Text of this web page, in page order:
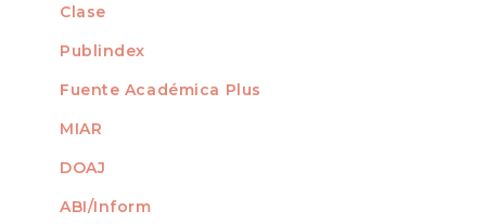
Clase
Publindex
Fuente Académica Plus
MIAR
DOAJ
ABI/Inform